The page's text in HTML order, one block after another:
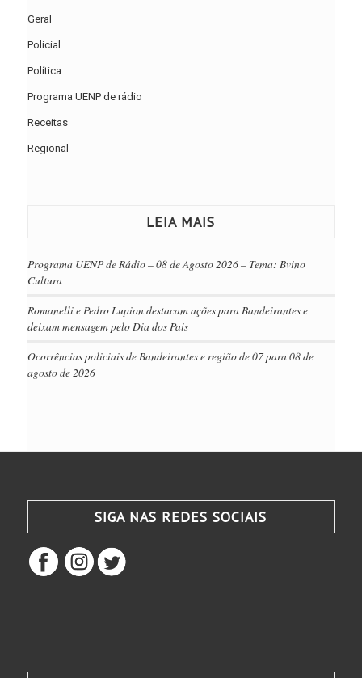
Geral
Policial
Política
Programa UENP de rádio
Receitas
Regional
LEIA MAIS
Programa UENP de Rádio – 08 de Agosto 2026 – Tema: Bvino
Cultura
Romanelli e Pedro Lupion destacam ações para Bandeirantes e
deixam mensagem pelo Dia dos Pais
Ocorrências policiais de Bandeirantes e região de 07 para 08 de
agosto de 2026
SIGA NAS REDES SOCIAIS